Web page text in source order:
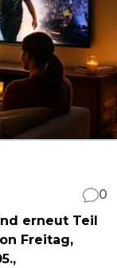
0
erneut Teil
Freitag,